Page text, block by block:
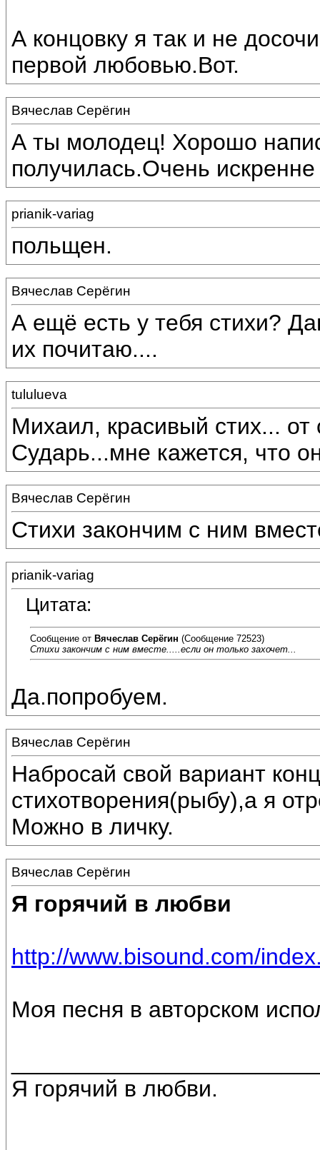
А концовку я так и не
первой любовью.Вот.
Вячеслав Серёгин
А ты молодец! Хорошо
получилась.Очень
prianik-variag
польщен.
Вячеслав Серёгин
А ещё есть у тебя стихи?
их почитаю....
tululueva
Михаил, красивый стих... от
Сударь...мне кажется, что
Вячеслав Серёгин
Стихи закончим с ним
prianik-variag
Цитата:
Сообщение от Вячеслав Серёгин (Сообщение 72523)
Стихи закончим с ним вместе.....если он только захочет...
Да.попробуем.
Вячеслав Серёгин
Набросай свой вариант
стихотворения(рыбу),а я
Можно в личку.
Вячеслав Серёгин
Я горячий в любви
http://www.bisound.com/
Моя песня в авторском
Я горячий в любви.